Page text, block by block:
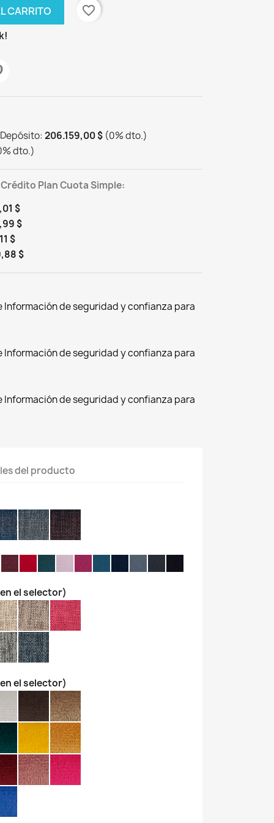
CARRITO
favorite_border
206.159,00 $ (0%dto.)
%dto.)
Plan Cuota Simple:
$
$
$
$
Información de seguridad y confianza para
Información de seguridad y confianza para
Información de seguridad y confianza para
del producto
el selector)
el selector)